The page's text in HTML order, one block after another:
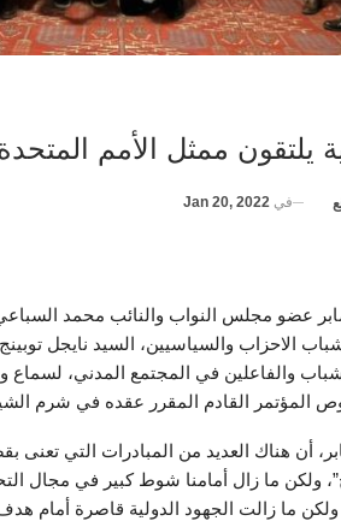
يلتقون ممثل الأمم
في Jan 20, 2022
عضو مجلس النواب والنائب محمد
الاحزاب والسياسيين، السيد نايجل
والفاعلين في المجتمع المدني، لسماع
المؤتمر القادم المقرر عقده في شرم
أن هناك العديد من المبادرات التي
ولكن ما زال أمامنا شوط كبير في مجال